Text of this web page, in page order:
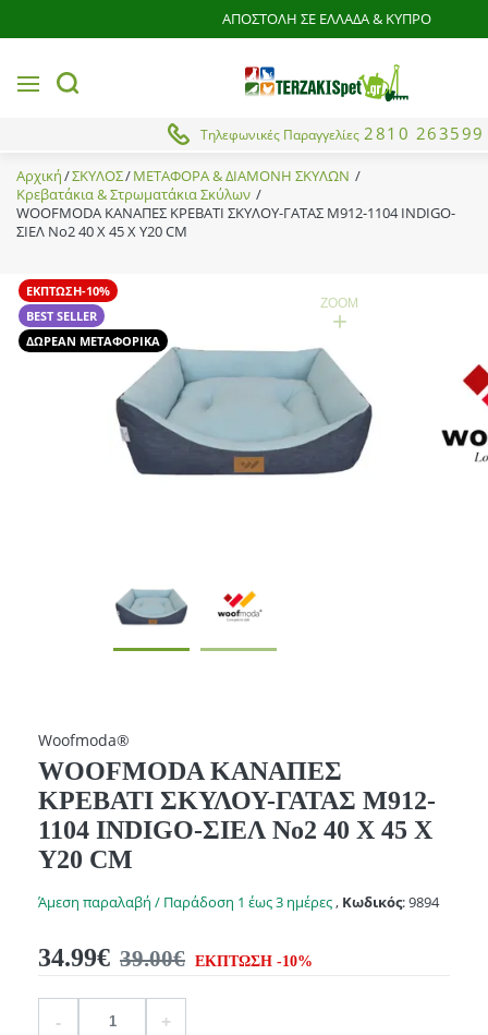
ΑΠΟΣΤΟΛΗ ΣΕ ΕΛΛΑΔΑ & ΚΥΠΡΟ
Τηλεφωνικές Παραγγελίες 2810 263599
MENUbutton.search
Αρχική ΣΚΥΛΟΣ ΜΕΤΑΦΟΡΑ & ΔΙΑΜΟΝΗ ΣΚΥΛΩΝ
Κρεβατάκια & Στρωματάκια Σκύλων
WOOFMODA ΚΑΝΑΠΕΣ ΚΡΕΒΑΤΙ ΣΚΥΛΟΥ-ΓΑΤΑΣ Μ912-1104 INDIGO-
ΣΙΕΛ No2 40 Χ 45 Χ Υ20 CM
ΕΚΠΤΩΣΗ-10%
BEST SELLER
ΔΩΡΕΑΝ ΜΕΤΑΦΟΡΙΚΑ
ZOOM
+
Woofmoda®
WOOFMODA ΚΑΝΑΠΕΣ
ΚΡΕΒΑΤΙ ΣΚΥΛΟΥ-ΓΑΤΑΣ Μ912-
1104 INDIGO-ΣΙΕΛ No2 40 Χ 45 Χ
Υ20 CM
Άμεση παραλαβή / Παράδοση 1 έως 3 ημέρες , Κωδικός:9894
34.99€ 39.00€ ΕΚΠΤΩΣΗ -10%
Ποσότητα
-product.increase.quantity
+